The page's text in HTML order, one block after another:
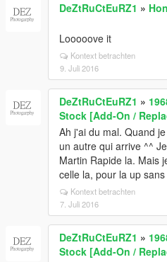
DeZtRuCtEuRZ1 »
Looooove it
Kontext betrachten
9. Juli 2016
DeZtRuCtEuRZ1 »
Stock [Add-On /
Ah j'ai du mal. Quand
un autre qui arrive ^^
Martin Rapide la. Mais
celle la, pour la up
Kontext betrachten
7. Juli 2016
DeZtRuCtEuRZ1 »
Stock [Add-On /